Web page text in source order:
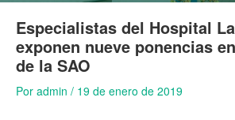
Especialistas del Hospital
exponen nueve ponencias
de la SAO
Por admin / 19 de enero de 2019